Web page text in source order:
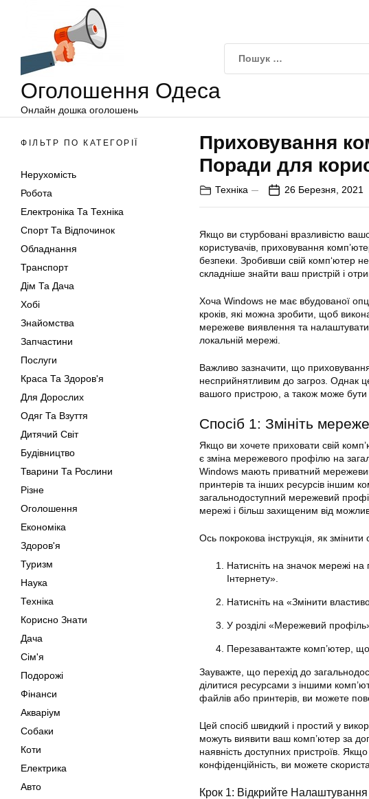
Оголошення Одеса
Онлайн дошка оголошень
ФІЛЬТР ПО КАТЕГОРІЇ
Нерухомість
Робота
Електроніка Та Техніка
Спорт Та Відпочинок
Обладнання
Транспорт
Дім Та Дача
Хобі
Знайомства
Запчастини
Послуги
Краса Та Здоров'я
Для Дорослих
Одяг Та Взуття
Дитячий Світ
Будівництво
Тварини Та Рослини
Різне
Оголошення
Економіка
Здоров'я
Туризм
Наука
Техніка
Корисно Знати
Дача
Сім'я
Подорожі
Фінанси
Акваріум
Собаки
Коти
Електрика
Авто
Приховування
Поради для
Техніка 26 Березня, 2021
Якщо ви стурбовані вразливістю
користувачів , приховування
безпеки. Зробивши свій комп‘ютер
складніше знайти ваш пристрій і
Хоча Windows не має вбудованої
кроків, які можна зробити, щоб
мережеве виявлення та
локальній мережі.
Важливо зазначити, що
несприйнятливим до загроз. Однак
вашого пристрою, а також може
Спосіб 1: Змініть
Якщо ви хочете приховати свій
є зміна мережевого профілю на
Windows мають приватний
принтерів та інших ресурсів іншим
загальнодоступний мережевий
мережі і більш захищеним від
Ось покрокова інструкція, як
Натисніть на значок мережі на
Інтернету».
Натисніть на «Змінити
У розділі «Мережевий
Перезавантажте комп’ютер,
Зауважте, що перехід до
ділитися ресурсами з іншими
файлів або принтерів, ви можете
Цей спосіб швидкий і простий у
можуть виявити ваш комп’ютер за
наявність доступних пристроїв.
конфіденційність, ви можете
Крок 1: Відкрийте Налаштування